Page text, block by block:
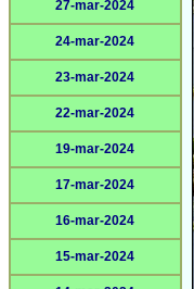
27-mar-2024
24-mar-2024
23-mar-2024
22-mar-2024
19-mar-2024
17-mar-2024
16-mar-2024
15-mar-2024